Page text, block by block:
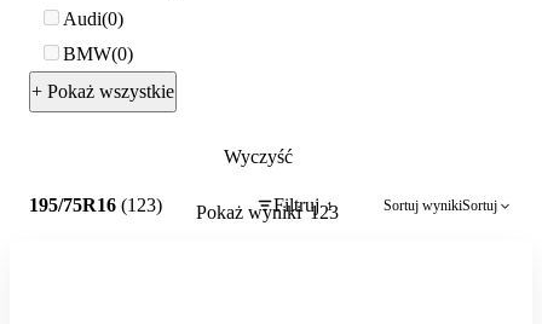
Audi 0
BMW 0
+ Pokaż wszystkie
Wyczyść
Pokaż wyniki 123
195/75R16 (123) Filtruj 1 Sortuj wynikiSortuj